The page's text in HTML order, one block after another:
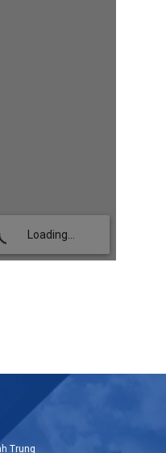
Loading...
Trung